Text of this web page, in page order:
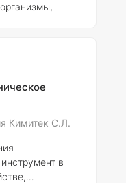
полезных
и
Кимитек С.Л.
в